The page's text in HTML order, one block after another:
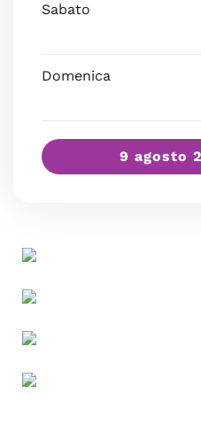
Sabato
Domenica
9 agosto